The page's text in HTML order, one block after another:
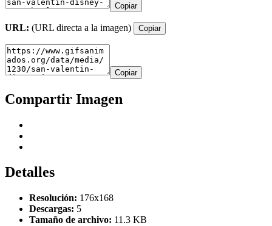
Copiar
URL: (URL directa a la imagen) Copiar
Copiar
Compartir Imagen
Detalles
Resolución: 176x168
Descargas: 5
Tamaño de archivo: 11.3 KB